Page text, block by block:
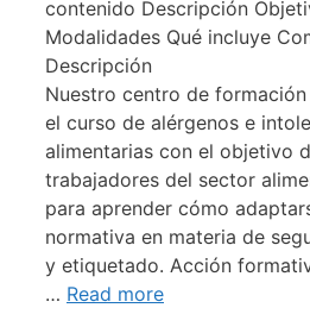
contenido Descripción
Modalidades Qué incluye
Descripción
Nuestro centro de
el curso de alérgenos e
alimentarias con el objetivo
trabajadores del sector
para aprender cómo
normativa en materia de
y etiquetado. Acción
… Read more